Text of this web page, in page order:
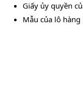
Giấy ủy quyền
Mẫu của lô